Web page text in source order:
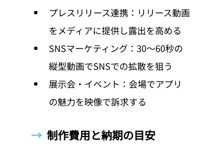
プレスリリース連携：リリース動画
をメディアに提供し露出を高める
SNSマーケティング：30〜60秒の
縦型動画でSNSでの拡散を狙う
展示会・イベント：会場でアプリ
の魅力を映像で訴求する
→ 制作費用と納期の目安